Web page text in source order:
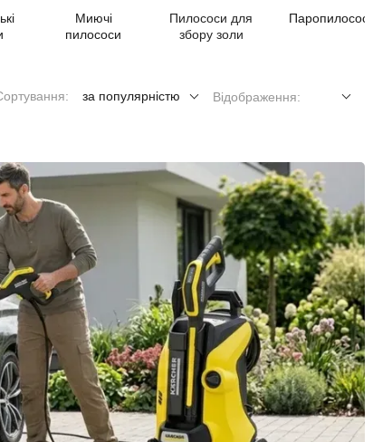
Миючі
пилососи
Пилососи для
збору золи
Паропилосос
за популярністю Відображення: